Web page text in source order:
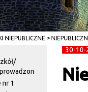
NIEPUBLICZNE
30-10-
1